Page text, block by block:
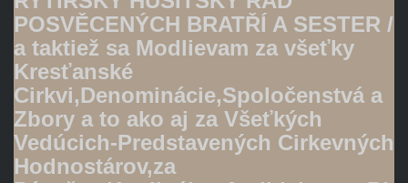
POSVĚCENÝCH BRATŘÍ A SESTER /
a taktiež sa Modlievam za všeťky
Kresťanské
Cirkvi,Denominácie,Spoločenstvá a
Zbory a to ako aj za Všeťkých
Vedúcich-Predstavených Cirkevných
Hodnostárov,za